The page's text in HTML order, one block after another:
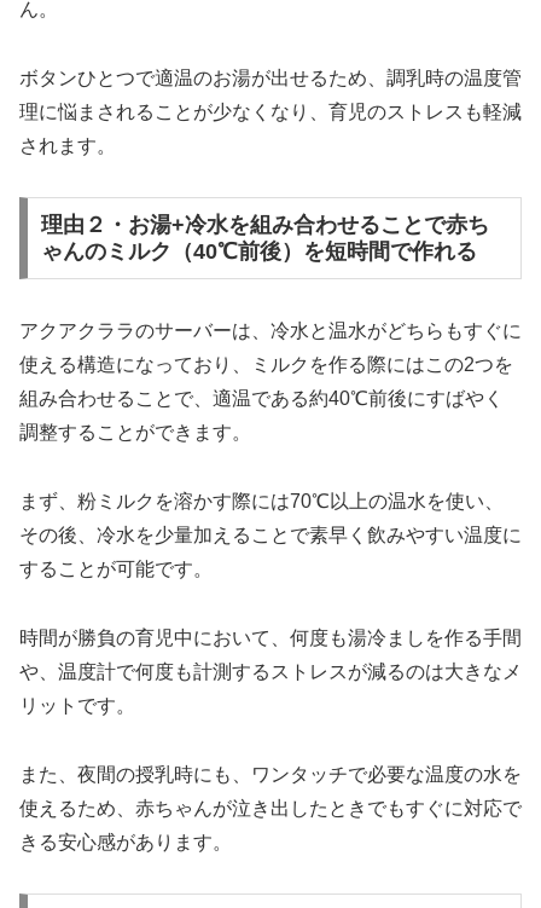
ん。
ボタンひとつで適温のお湯が出せるため、調乳時の温度管
理に悩まされることが少なくなり、育児のストレスも軽減
されます。
理由２・お湯+冷水を組み合わせることで赤ち
ゃんのミルク（40℃前後）を短時間で作れる
アクアクララのサーバーは、冷水と温水がどちらもすぐに
使える構造になっており、ミルクを作る際にはこの2つを
組み合わせることで、適温である約40℃前後にすばやく
調整することができます。
まず、粉ミルクを溶かす際には70℃以上の温水を使い、
その後、冷水を少量加えることで素早く飲みやすい温度に
することが可能です。
時間が勝負の育児中において、何度も湯冷ましを作る手間
や、温度計で何度も計測するストレスが減るのは大きなメ
リットです。
また、夜間の授乳時にも、ワンタッチで必要な温度の水を
使えるため、赤ちゃんが泣き出したときでもすぐに対応で
きる安心感があります。